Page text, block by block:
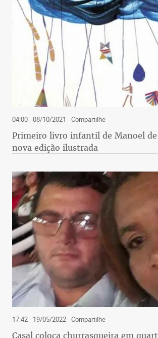
04:00 - 08/10/2021 - Compartilhe
Primeiro livro infantil de Manoel
nova edição ilustrada
17:42 - 19/05/2022- Compartilhe
Casal coloca churrasqueira em